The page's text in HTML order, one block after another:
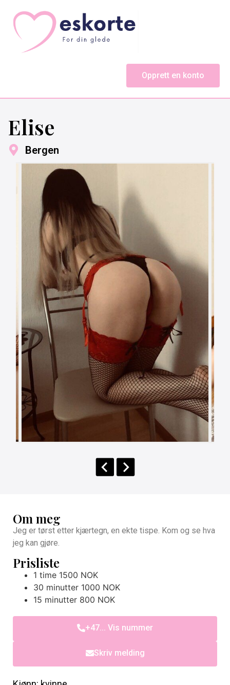
Opprett en konto
Elise
Bergen
Om meg
Jeg er tørst etter kjærtegn, en ekte tispe. Kom og se hva
jeg kan gjøre.
Prisliste
1 time 1500 NOK
30 minutter 1000 NOK
15 minutter 800 NOK
+47... Vis nummer
Skriv melding